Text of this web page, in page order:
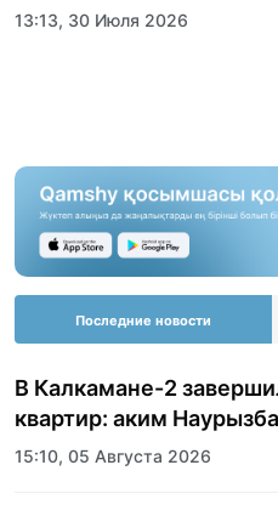
13:13, 30 Июля 2026
Последние новости
В Калкамане-2
квартир: аким
показала журналистам
15:10, 05 Августа 2026